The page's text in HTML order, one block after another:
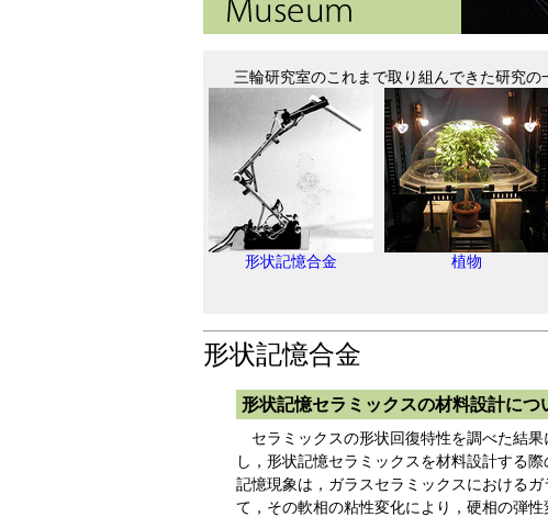
三輪研究室のこれまで取り組んできた研究の
形状記憶合金 植物
形状記憶合金
形状記憶セラミックスの材料設計につ
セラミックスの形状回復特性を調べた結果
し，形状記憶セラミックスを材料設計する
記憶現象は，ガラスセラミックスにおける
て，その軟相の粘性変化により，硬相の弾